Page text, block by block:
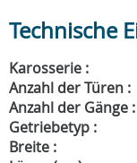
Technische
Karosserie :
Anzahl der Türen :
Anzahl der Gänge :
Getriebetyp :
Breite :